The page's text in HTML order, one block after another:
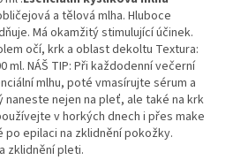
a tělová mlha. Hluboce
Má okamžitý stimulující účinek.
očí, krk a oblast dekoltu Textura:
ml. NÁŠ TIP: Při každodenní večerní
mlhu, poté vmasírujte sérum a
nejen na pleť, ale také na krk
v horkých dnech i přes make
po epilaci na zklidnění pokožky.
zklidnění pleti.